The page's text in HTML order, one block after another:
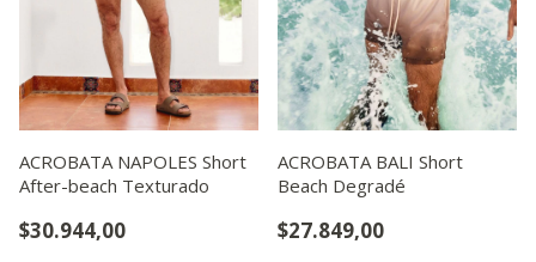
ACROBATA NAPOLES Short
After-beach Texturado
$30.944,00
ACROBATA BALI Short
Beach Degradé
$27.849,00